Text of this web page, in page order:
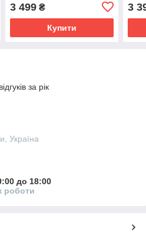
3 499₴
Купити
3
за рік
Україна
до 18:00
роботи